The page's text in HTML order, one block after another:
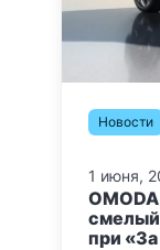
Новости
1 июня,
смелый
при